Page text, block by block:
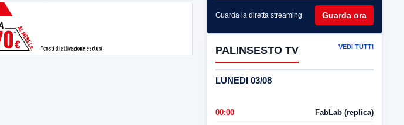
Guarda la diretta streaming Guarda ora
PALINSESTO TV VEDI TUTTI
LUNEDI 03/08
00:00 FabLab (replica)